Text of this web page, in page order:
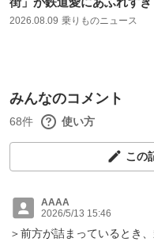
2026.08.09 乗りものニュース
みんなのコメント
68件 使い方
この
AAAA
2026/5/13 15:46
＞前方が詰まっているとき